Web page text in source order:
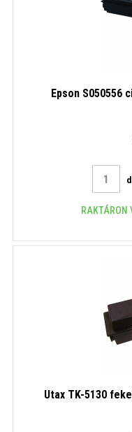
Epson S050556
RAKTÁRON
Utax TK-5130